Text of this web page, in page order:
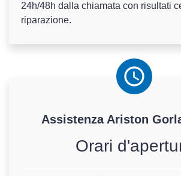
24h/48h dalla chiamata con risultati
riparazione.
Assistenza Ariston
Orari